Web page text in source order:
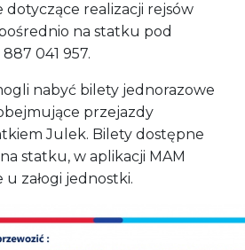
realizacji rejsów
na statku pod
041 957.
nabyć bilety jednorazowe
przejazdy
Julek. Bilety dostępne
statku, w aplikacji MAM
u załogi jednostki.